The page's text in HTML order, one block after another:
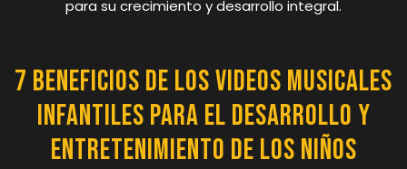
para su crecimiento y desarrollo integral.
7 Beneficios de los Videos Musicales
Infantiles para el Desarrollo y
Entretenimiento de los Niños